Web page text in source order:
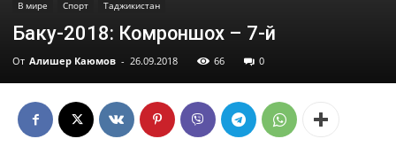
В мире Спорт Таджикистан
Баку-2018: Комроншох – 7-й
От Алишер Каюмов - 26.09.2018 66 0